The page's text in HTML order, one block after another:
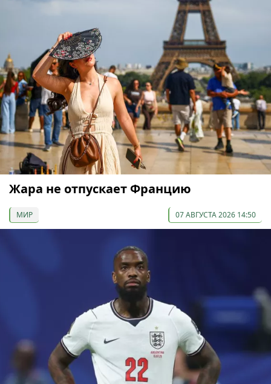
Жара не отпускает Францию
МИР 07 АВГУСТА 2026 14:50